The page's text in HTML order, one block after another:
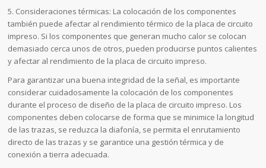
5. Consideraciones térmicas: La colocación de los componentes
también puede afectar al rendimiento térmico de la placa de circuito
impreso. Si los componentes que generan mucho calor se colocan
demasiado cerca unos de otros, pueden producirse puntos calientes
y afectar al rendimiento de la placa de circuito impreso.
Para garantizar una buena integridad de la señal, es importante
considerar cuidadosamente la colocación de los componentes
durante el proceso de diseño de la placa de circuito impreso. Los
componentes deben colocarse de forma que se minimice la longitud
de las trazas, se reduzca la diafonía, se permita el enrutamiento
directo de las trazas y se garantice una gestión térmica y de
conexión a tierra adecuada.